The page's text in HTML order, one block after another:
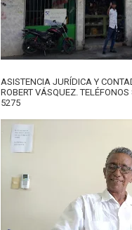
ASISTENCIA JURÍDICA Y
ROBERT VÁSQUEZ.
5275